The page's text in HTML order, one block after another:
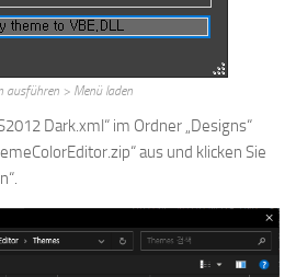
ausführen > Menü laden
Dark.xml“ im Ordner „Designs“
aus und klicken Sie